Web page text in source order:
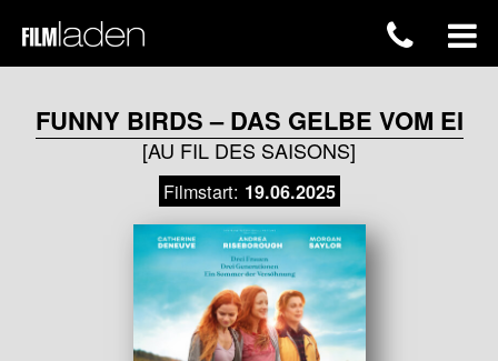
FUNNY BIRDS – DAS GELBE VOM EI
[AU FIL DES SAISONS]
Filmstart: 19.06.2025